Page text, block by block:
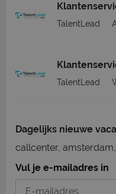
TalentLead
TalentLead
Dagelijks nieuwe
callcenter,
Vul je e-mailadres in